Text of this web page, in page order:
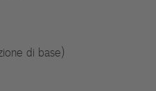
di base)